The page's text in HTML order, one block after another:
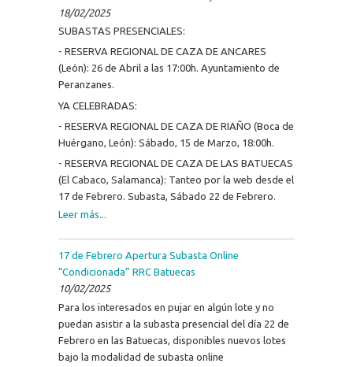
18/02/2025
SUBASTAS PRESENCIALES:
- RESERVA REGIONAL DE CAZA DE ANCARES
(León): 26 de Abril a las 17:00h. Ayuntamiento de
Peranzanes.
YA CELEBRADAS:
- RESERVA REGIONAL DE CAZA DE RIAÑO (Boca de
Huérgano, León): Sábado, 15 de Marzo, 18:00h.
- RESERVA REGIONAL DE CAZA DE LAS BATUECAS
(El Cabaco, Salamanca): Tanteo por la web desde el
17 de Febrero. Subasta, Sábado 22 de Febrero.
Leer más...
17 de Febrero Apertura Subasta Online
“Condicionada” RRC Batuecas
10/02/2025
Para los interesados en pujar en algún lote y no
puedan asistir a la subasta presencial del día 22 de
Febrero en las Batuecas, disponibles nuevos lotes
bajo la modalidad de subasta online